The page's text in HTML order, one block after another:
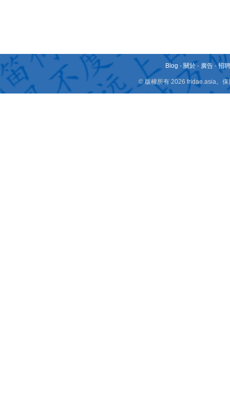
Blog - 關於 - 廣告 -招
© 版權所有 2026 fridae.asia。